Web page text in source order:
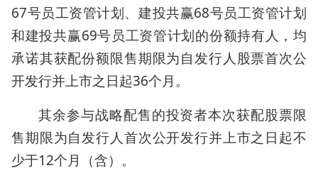
67号员工资管计划、建投共赢68号员工资管计划
和建投共赢69号员工资管计划的份额持有人，均
承诺其获配份额限售期限为自发行人股票首次公
开发行并上市之日起36个月。
其余参与战略配售的投资者本次获配股票限
售期限为自发行人首次公开发行并上市之日起不
少于12个月（含）。